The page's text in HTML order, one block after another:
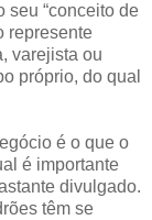
seu “conceito de
represente
varejista ou
próprio, do qual
é o que o
é importante
divulgado.
têm se